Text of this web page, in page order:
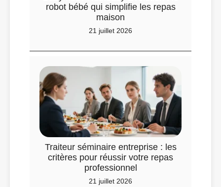
robot bébé qui simplifie les repas
maison
21 juillet 2026
Traiteur séminaire entreprise : les
critères pour réussir votre repas
professionnel
21 juillet 2026